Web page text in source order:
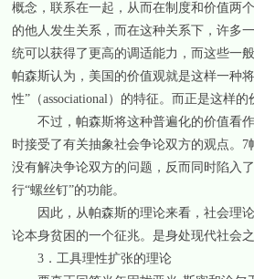
概念，联系在一起，从而在制度和价值两
的他人发生关系，而在这种关系下，许多
统可以获得了更高的调适能力，而这些一
帕森斯认为，美国的价值观就是这样一种
性”（associational）的特征。而正是这样
不过，帕森斯将这种普遍化的价值看作
时接受了有关抽象社会争论双方的观点。
没有解决争论双方的问题，反而同时陷入
行“螺丝钉”的功能。
因此，从帕森斯的理论来看，社会理论
论本身贫困的一个征兆。是身处现代社会
3．工具理性扩张的理论